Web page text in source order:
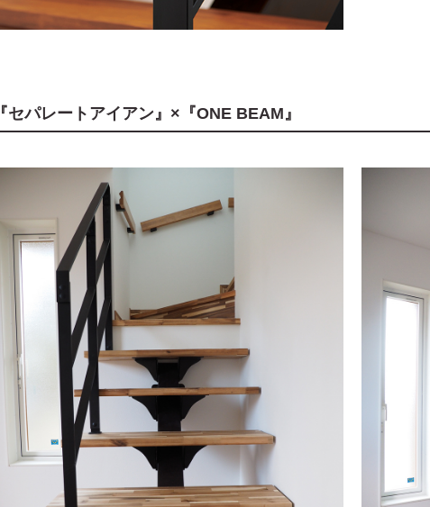
『セパレートアイアン』×『ONE BEAM』